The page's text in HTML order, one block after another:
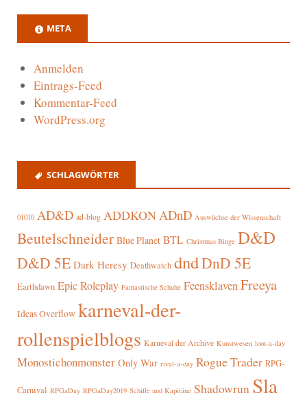
META
Anmelden
Eintrags-Feed
Kommentar-Feed
WordPress.org
SCHLAGWÖRTER
01010 AD&D ad-blog ADDKONADnD Auswüchse der Wissenschaft
Beutelschneider Blue Planet BTL Christmas Binge D&D
D&D 5E Dark Heresy Deathwatch dndDnD 5E
Earthdawn Epic Roleplay Fantastische Schuhe FeensklavenFreeya
Ideas Overflow karneval-der-
rollenspielblogs Karneval der Archive Kunstwesen loot-a-day
Monostichonmonster Only War rival-a-day Rogue Trader RPG-
Carnival RPGaDay RPGaDay2019 Schiffe und Kapitäne Shadowrun Sla